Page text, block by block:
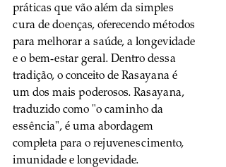
práticas que vão além da simples
cura de doenças, oferecendo métodos
para melhorar a saúde, a longevidade
e o bem-estar geral. Dentro dessa
tradição, o conceito de Rasayana é
um dos mais poderosos. Rasayana,
traduzido como "o caminho da
essência", é uma abordagem
completa para o rejuvenescimento,
imunidade e longevidade.